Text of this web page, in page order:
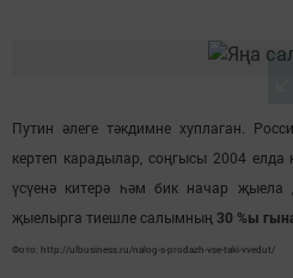
Путин әлеге тәкдимне хуплаган.
кертеп карадылар, соңгысы 2004
үсүенә китерә һәм бик начар
җыелырга тиешле салымныӊ 30 %ы
Фото: http://ulbusiness.ru/nalog-s-prodazh-vse-taki-vvedut/